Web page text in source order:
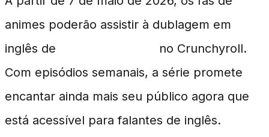
animes poderão assistir à dublagem em
inglês de
no Crunchyroll.
Com episódios semanais, a série promete
encantar ainda mais seu público agora que
está acessível para falantes de inglês.